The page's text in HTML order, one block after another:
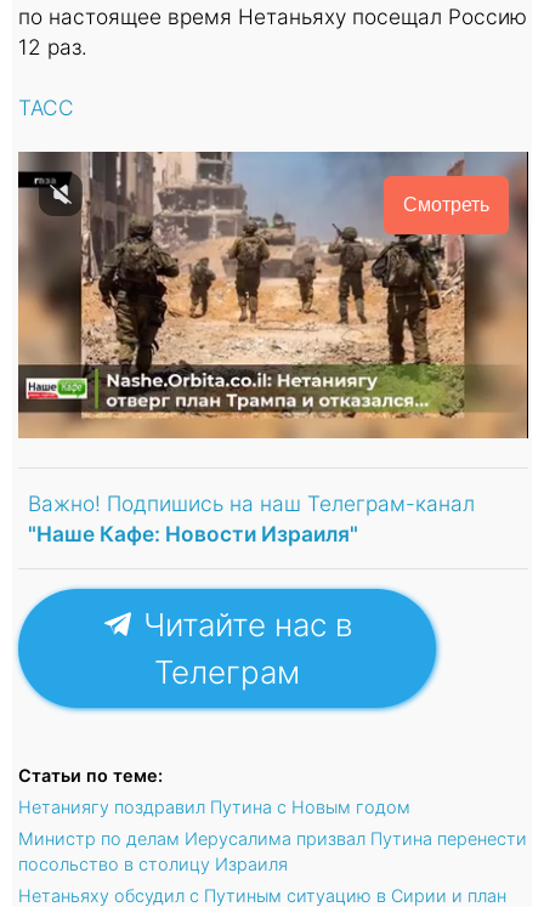
по настоящее время Нетаньяху посещал Россию
12 раз.
ТАСС
Смотреть
Важно! Подпишись на наш Телеграм-канал
"Наше Кафе: Новости Израиля"
Читайте нас в
Телеграм
Статьи по теме:
Нетаниягу поздравил Путина с Новым годом
Министр по делам Иерусалима призвал Путина перенести
посольство в столицу Израиля
Нетаньяху обсудил с Путиным ситуацию в Сирии и план